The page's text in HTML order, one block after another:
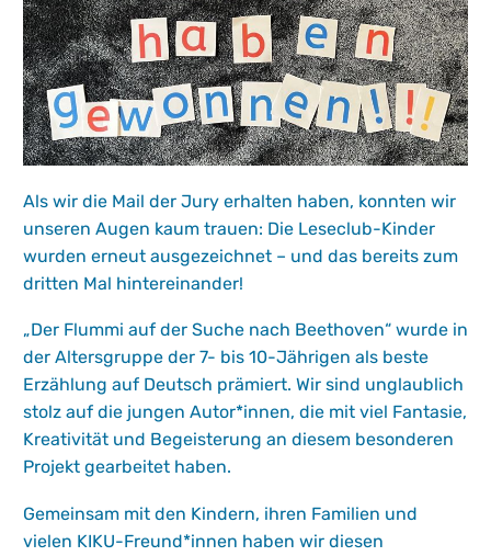
Als wir die Mail der Jury erhalten haben, konnten wir
unseren Augen kaum trauen: Die Leseclub-Kinder
wurden erneut ausgezeichnet – und das bereits zum
dritten Mal hintereinander!
„Der Flummi auf der Suche nach Beethoven“ wurde in
der Altersgruppe der 7- bis 10-Jährigen als beste
Erzählung auf Deutsch prämiert. Wir sind unglaublich
stolz auf die jungen Autor*innen, die mit viel Fantasie,
Kreativität und Begeisterung an diesem besonderen
Projekt gearbeitet haben.
Gemeinsam mit den Kindern, ihren Familien und
vielen KIKU-Freund*innen haben wir diesen